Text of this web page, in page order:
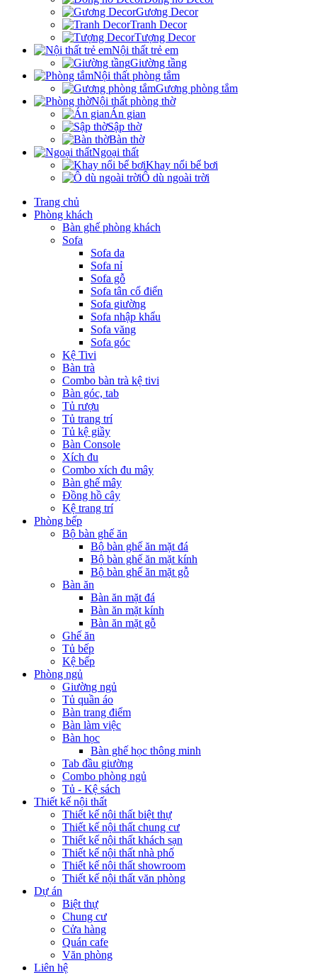
Gương Decor
Tranh Decor
Tượng Decor
Nội thất trẻ em
Giường tầng
Nội thất phòng tắm
Gương phòng tắm
Nội thất phòng thờ
Án gian
Sập thờ
Bàn thờ
Ngoại thất
Khay nổi bể bơi
Ô dù ngoài trời
Trang chủ
Phòng khách
Bàn ghế phòng khách
Sofa
Sofa da
Sofa nỉ
Sofa gỗ
Sofa tân cổ điển
Sofa giường
Sofa nhập khẩu
Sofa văng
Sofa góc
Kệ Tivi
Bàn trà
Combo bàn trà kệ tivi
Bàn góc, tab
Tủ rượu
Tủ trang trí
Tủ kệ giầy
Bàn Console
Xích đu
Combo xích đu mây
Bàn ghế mây
Đồng hồ cây
Kệ trang trí
Phòng bếp
Bộ bàn ghế ăn
Bộ bàn ghế ăn mặt đá
Bộ bàn ghế ăn mặt kính
Bộ bàn ghế ăn mặt gỗ
Bàn ăn
Bàn ăn mặt đá
Bàn ăn mặt kính
Bàn ăn mặt gỗ
Ghế ăn
Tủ bếp
Kệ bếp
Phòng ngủ
Giường ngủ
Tủ quần áo
Bàn trang điểm
Bàn làm việc
Bàn học
Bàn ghế học thông minh
Tab đầu giường
Combo phòng ngủ
Tủ - Kệ sách
Thiết kế nội thất
Thiết kế nội thất biệt thự
Thiết kế nội thất chung cư
Thiết kế nội thất khách sạn
Thiết kế nội thất nhà phố
Thiết kế nội thất showroom
Thiết kế nội thất văn phòng
Dự án
Biệt thự
Chung cư
Cửa hàng
Quán cafe
Văn phòng
Liên hệ